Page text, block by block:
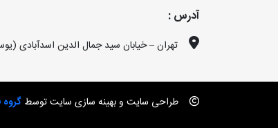
آدرس :
تهران – خیابان سید جمال الدین اسدآبادی (یوسف آباد) -نبش 35
طراحی سایت و بهینه سازی سایت توسط